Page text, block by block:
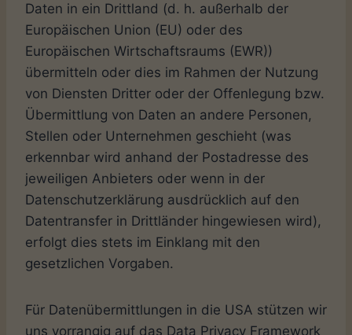
Daten in ein Drittland (d. h. außerhalb der
Europäischen Union (EU) oder des
Europäischen Wirtschaftsraums (EWR))
übermitteln oder dies im Rahmen der Nutzung
von Diensten Dritter oder der Offenlegung bzw.
Übermittlung von Daten an andere Personen,
Stellen oder Unternehmen geschieht (was
erkennbar wird anhand der Postadresse des
jeweiligen Anbieters oder wenn in der
Datenschutzerklärung ausdrücklich auf den
Datentransfer in Drittländer hingewiesen wird),
erfolgt dies stets im Einklang mit den
gesetzlichen Vorgaben.
Für Datenübermittlungen in die USA stützen wir
uns vorrangig auf das Data Privacy Framework